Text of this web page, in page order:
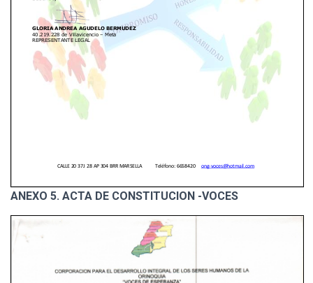
ANEXO 5. ACTA DE CONSTITUCION -VOCES